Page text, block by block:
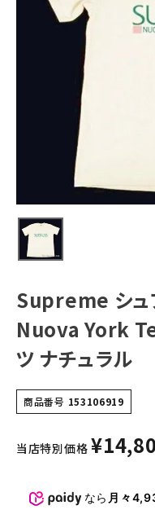
NEW ITEMS
Tシャツ・ロングスリーブ
ジャケット・アウター
キャップ・ハット
ニット帽・ビーニー
バックパック・リュック
パンツ・ショーツ
Supreme シュ
Nuova York
ツ ナチュラル
商品番号 153106919
当店特別価格 ¥
なら 月々